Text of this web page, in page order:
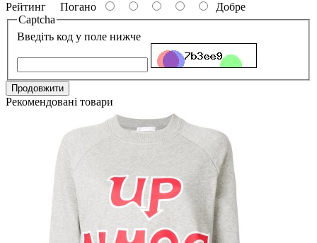
Рейтинг Погано
Добре
Captcha
Введіть код у поле нижче
Продовжити
Рекомендовані товари